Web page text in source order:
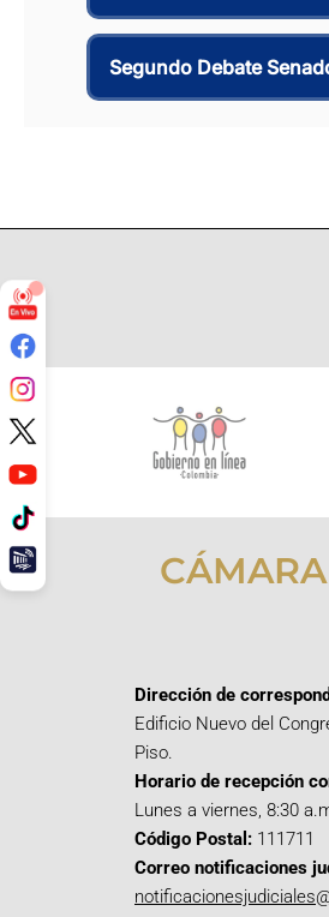
Segundo Debate
Dirección de
Edificio Nuevo del
Piso.
Horario de recepción
Lunes a viernes, 8:30
Código Postal: 111711
Correo notificaciones